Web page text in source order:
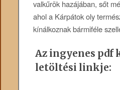
valkűrök hazájában, sőt
ahol a Kárpátok oly
kínálkoznak bármiféle
Az ingyenes pdf
letöltési linkje: